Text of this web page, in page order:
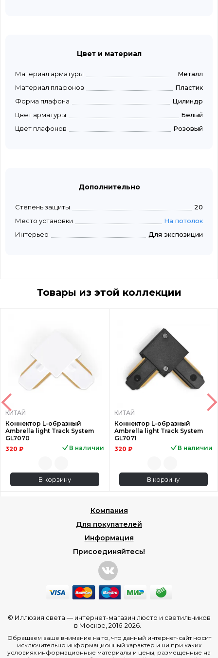
Цвет и материал
Материал арматуры
Металл
Материал плафонов
Пластик
Форма плафона
Цилиндр
Цвет арматуры
Белый
Цвет плафонов
Розовый
Дополнительно
Степень защиты
20
Место установки
На потолок
Интерьер
Для экспозиции
Товары из этой коллекции
КИТАЙ
Коннектор L-образный
Ambrella light Track System
GL7070
320 ₽
В наличии
В корзину
КИТАЙ
Коннектор L-образный
Ambrella light Track System
GL7071
320 ₽
В наличии
В корзину
Компания
Для покупателей
Информация
Присоединяйтесь!
© Иллюзия света — интернет-магазин люстр и светильников
в Москве , 2016-2026.
Обращаем ваше внимание на то, что данный интернет-сайт носит
исключительно информационный характер и ни при каких
условиях информационные материалы и цены, размещенные на